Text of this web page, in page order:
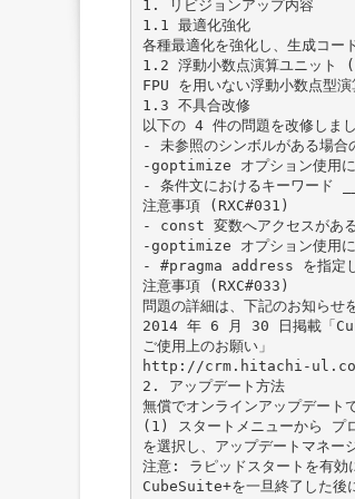
1. リビジョンアップ内容
1.1 最適化強化
各種最適化を強化し、生成コー
1.2 浮動小数点演算ユニット
FPU を用いない浮動小数点型演
1.3 不具合改修
以下の 4 件の問題を改修しまし
- 未参照のシンボルがある場
-goptimize オプション使用
- 条件文におけるキーワード
注意事項 (RXC#031)
- const 変数へアクセスがあ
-goptimize オプション使用
- #pragma address を指定し
注意事項 (RXC#033)
問題の詳細は、下記のお知らせ
2014 年 6 月 30 日掲載「
ご使用上のお願い」
http://crm.hitachi-
2. アップデート方法
無償でオンラインアップデート
(1) スタートメニューから
を選択し、アップデートマネー
注意: ラピッドスタートを有効
CubeSuite+を一旦終了した後